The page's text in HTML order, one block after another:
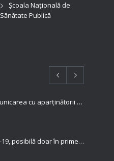
Şcoala Naţională de
Sănătate Publică
Telefoane utile pentru comunicarea cu aparținătorii pacienților internați în spitalul nostru
Evaluarea în Centrul COVID-19, posibilă doar în primele 5 zile de la pozitivare